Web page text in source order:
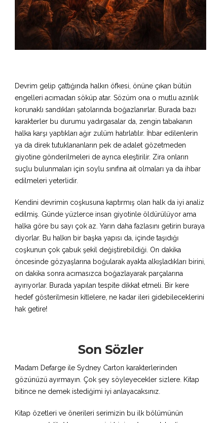
Devrim gelip çattığında halkın öfkesi, önüne çıkan bütün
engelleri acımadan söküp atar. Sözüm ona o mutlu azınlık
korunaklı sandıkları şatolarında boğazlanırlar. Burada bazı
karakterler bu durumu yadırgasalar da, zengin tabakanın
halka karşı yaptıkları ağır zulüm hatırlatılır. İhbar edilenlerin
ya da direk tutuklananların pek de adalet gözetmeden
giyotine gönderilmeleri de ayrıca eleştirilir. Zira onların
suçlu bulunmaları için soylu sınıfına ait olmaları ya da ihbar
edilmeleri yeterlidir.
Kendini devrimin coşkusuna kaptırmış olan halk da iyi analiz
edilmiş. Günde yüzlerce insan giyotinle öldürülüyor ama
halka göre bu sayı çok az. Yarın daha fazlasını getirin buraya
diyorlar. Bu halkın bir başka yapısı da, içinde taşıdığı
coşkunun çok çabuk şekil değiştirebildiği. On dakika
öncesinde gözyaşlarına boğularak ayakta alkışladıkları birini,
on dakika sonra acımasızca boğazlayarak parçalarına
ayırıyorlar. Burada yapılan tespite dikkat etmeli. Bir kere
hedef gösterilmesin kitlelere, ne kadar ileri gidebileceklerini
hak getire!
Son Sözler
Madam Defarge ile Sydney Carton karakterlerinden
gözünüzü ayırmayın. Çok şey söyleyecekler sizlere. Kitap
bitince ne demek istediğimi iyi anlayacaksınız.
Kitap özetleri ve önerileri serimizin bu ilk bölümünün